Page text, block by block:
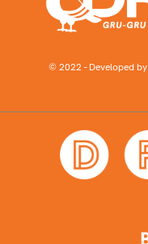
© 2022 - Developed by